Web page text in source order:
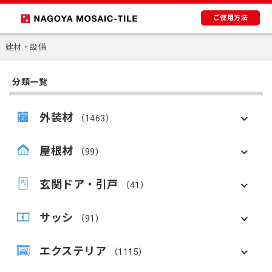
ご使用方法
建材・設備
分類一覧
外装材 （1463）
屋根材 （99）
玄関ドア・引戸 （41）
サッシ （91）
エクステリア （1115）